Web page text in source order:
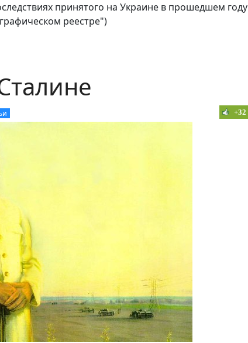
принятого на Украине в прошедшем году
реестре")
+32